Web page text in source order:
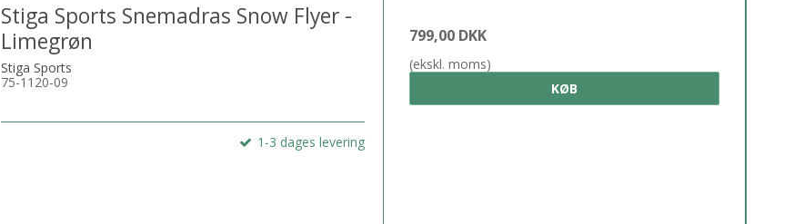
Stiga Sports Snemadras Snow Flyer -
Limegrøn
Stiga Sports
75-1120-09
1-3 dages levering
799,00 DKK
(ekskl. moms)
KØB